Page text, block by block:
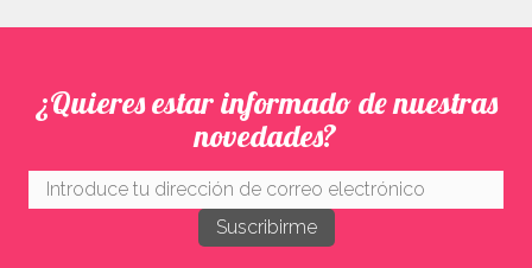
¿Quieres estar informado de nuestras
novedades?